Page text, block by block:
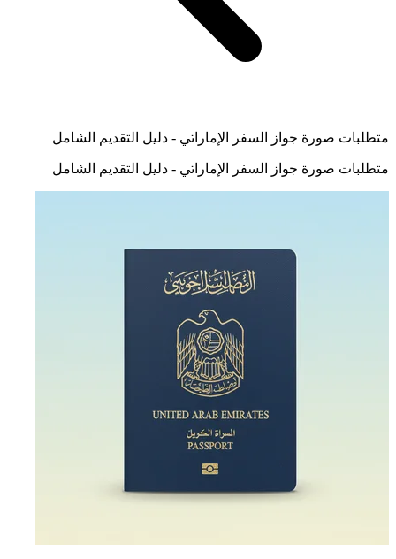
متطلبات صورة جواز السفر الإماراتي - دليل التقديم الشامل
متطلبات صورة جواز السفر الإماراتي - دليل التقديم الشامل